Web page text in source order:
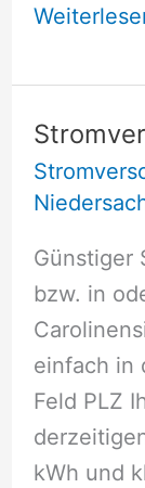
Günstiger
bzw. in
einfach in
Feld PLZ
kWh und